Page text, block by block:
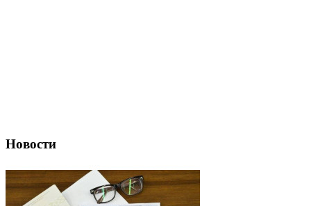
Новости